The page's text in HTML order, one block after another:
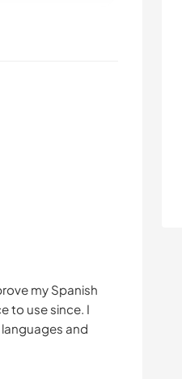
my Spanish
to use since. I
and